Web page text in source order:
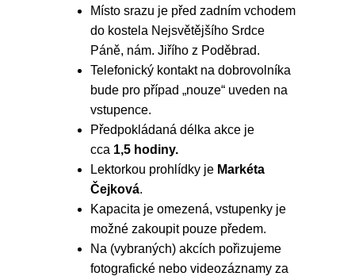
Místo srazu je před zadním vchodem
do kostela Nejsvětějšího Srdce
Páně, nám. Jiřího z Poděbrad.
Telefonický kontakt na dobrovolníka
bude pro případ „nouze“ uveden na
vstupence.
Předpokládaná délka akce je
cca 1,5 hodiny.
Lektorkou prohlídky je Markéta
Čejková.
Kapacita je omezená, vstupenky je
možné zakoupit pouze předem.
Na (vybraných) akcích pořizujeme
fotografické nebo videozáznamy za